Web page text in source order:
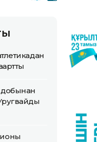
добынан